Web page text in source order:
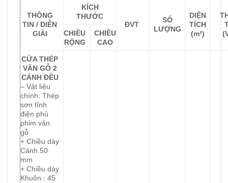
THÔNG
TIN / DIỄN
GIẢI
KÍCH
THƯỚC
ĐVT
SỐ
LƯỢNG
DIỆN
TÍCH
(m²)
CHIỀU
RỘNG
CHIỀU
CAO
CỬA THÉP
VÂN GỖ 2
CÁNH ĐỀU
– Vật liệu
chính: Thép
sơn tĩnh
điện phủ
phim vân
gỗ
+ Chiều dày
Cánh 50
mm
+ Chiều dày
Khuôn : 45